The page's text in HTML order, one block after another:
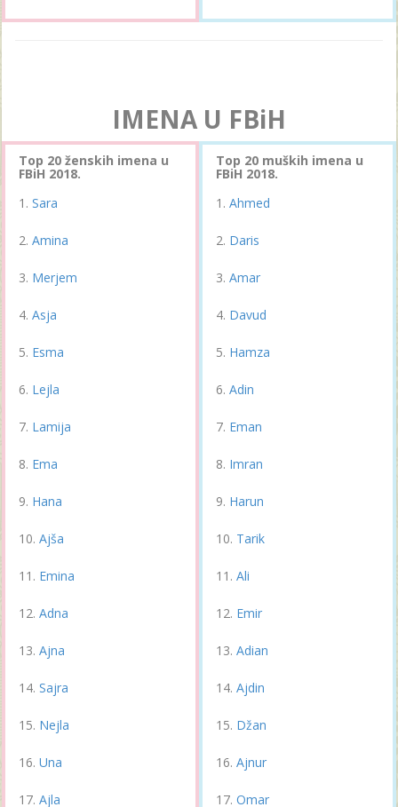
IMENA U FBiH
Top 20 ženskih imena u
FBiH 2018.
Sara
Amina
Merjem
Asja
Esma
Lejla
Lamija
Ema
Hana
Ajša
Emina
Adna
Ajna
Sajra
Nejla
Una
Ajla
Top 20 muških imena u
FBiH 2018.
Ahmed
Daris
Amar
Davud
Hamza
Adin
Eman
Imran
Harun
Tarik
Ali
Emir
Adian
Ajdin
Džan
Ajnur
Omar